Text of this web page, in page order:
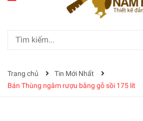
Trang chủ
Tin Mới Nhất
Bán Thùng ngâm rượu bằng gỗ sồi 175 lít